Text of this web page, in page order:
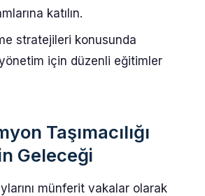
katılın.
stratejileri konusunda
için düzenli eğitimler
Taşımacılığı
Geleceği
münferit vakalar olarak